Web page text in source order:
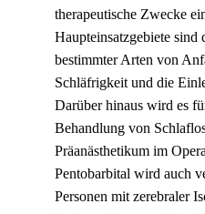
therapeutische Zwecke
Haupteinsatzgebiete sind
bestimmter Arten von
Schläfrigkeit und die
Darüber hinaus wird es
Behandlung von
Präanästhetikum im
Pentobarbital wird auch
Personen mit zerebraler